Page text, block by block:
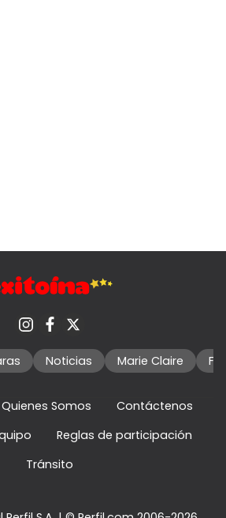
Noticias Marie Claire
Quienes Somos
Contáctenos
Reglas de participación
Tránsito